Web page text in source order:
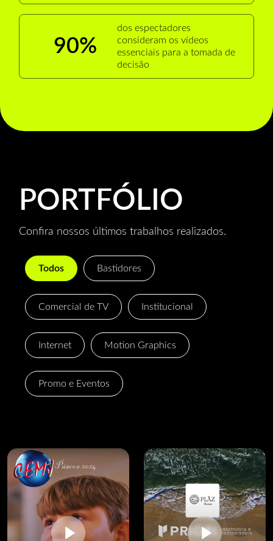
90%
dos espectadores
consideram os vídeos
essenciais para a tomada de
decisão
PORTFÓLIO
Confira nossos últimos trabalhos realizados.
Todos Bastidores
Comercial de TV Institucional
Internet Motion Graphics
Promo e Eventos